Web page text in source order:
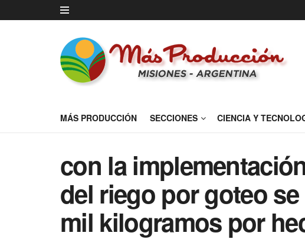
MÁS PRODUCCIÓN SECCIONES CIENCIA Y
con la
del riego por goteo
mil kilogramos por